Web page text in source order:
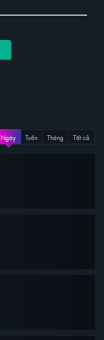
Ngày Tuần Tháng Tất cả